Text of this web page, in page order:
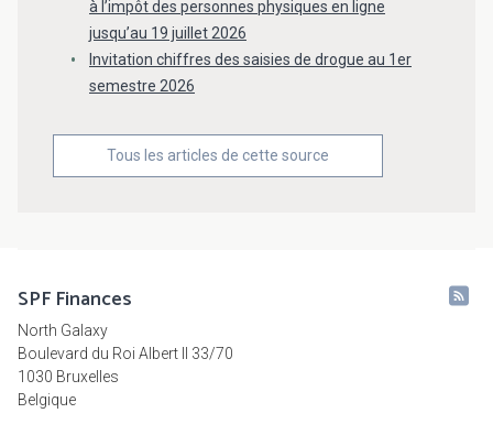
à l’impôt des personnes physiques en ligne
jusqu’au 19 juillet 2026
Invitation chiffres des saisies de drogue au 1er
semestre 2026
Tous les articles de cette source
SPF Finances
North Galaxy
Boulevard du Roi Albert II 33/70
1030 Bruxelles
Belgique